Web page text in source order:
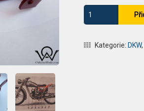
Oilcan, Gasoline
Kategorie: DKW,